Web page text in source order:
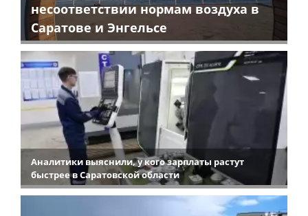
несоответствии нормам воздуха в
Саратове и Энгельсе
Аналитики выяснили, у кого зарплаты растут
быстрее в Саратовской области